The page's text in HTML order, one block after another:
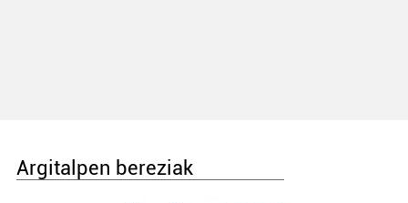
Argitalpen bereziak